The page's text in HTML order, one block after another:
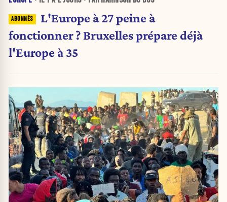
L'Europe à 27 peine à
fonctionner ? Bruxelles prépare déjà
l'Europe à 35